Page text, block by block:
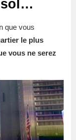
sol…
que vous
le plus
vous ne serez